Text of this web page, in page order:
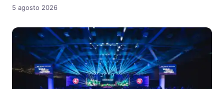
5 agosto 2026